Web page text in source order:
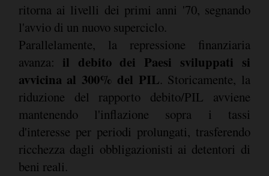
ritorna ai livelli dei primi anni '70, segnando
l'avvio di un nuovo superciclo.
Parallelamente, la repressione finanziaria
avanza: il debito dei Paesi sviluppati si
avvicina al 300% del PIL. Storicamente, la
riduzione del rapporto debito/PIL avviene
mantenendo l'inflazione sopra i tassi
d'interesse per periodi prolungati, trasferendo
ricchezza dagli obbligazionisti ai detentori di
beni reali.